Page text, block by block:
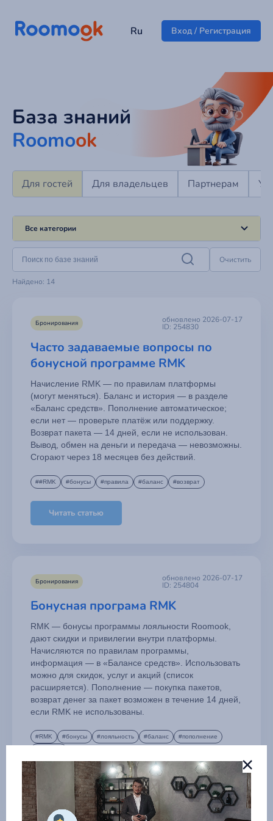
Ru Вход / Регистрация
База знаний
Roomook
Для гостей Для владельцев Партнерам
Все категории
Очистить
Найдено: 14
Бронирования обновлено 2026-07-17
ID: 254830
Часто задаваемые вопросы по
бонусной программе RMK
Начисление RMK — по правилам платформы
(могут меняться). Баланс и история — в разделе
«Баланс средств». Пополнение автоматическое;
если нет — проверьте платёж или поддержку.
Возврат пакета — 14 дней, если не использован.
Вывод, обмен на деньги и передача — невозможны.
Сгорают через 18 месяцев без действий.
##RMK #бонусы #правила #баланс #возврат
Читать статью
Бронирования обновлено 2026-07-17
ID: 254804
Бонусная програма RMK
RMK — бонусы программы лояльности Roomook,
дают скидки и привилегии внутри платформы.
Начисляются по правилам программы,
информация — в «Балансе средств». Использовать
можно для скидок, услуг и акций (список
расширяется). Пополнение — покупка пакетов,
возврат денег за пакет возможен в течение 14 дней,
если RMK не использованы.
#RMK #бонусы #лояльность #баланс
#пополнение
Читать статью
Вход на сайт
Добро пожаловать в
Roomook
РЕГИСТРАЦИЯ →
Написать на почту
Ваш email
Тема
Заказать звонок
Мы свяжемся с вами в ближайшее время.
Заполните поля ниже.
Техподдержка
Проблемы с функционалом сайта, личным кабинетом,
модерацией, верификацией или размещением
объявления.
Как стать партнёром или управляющей компанией,
вопросы по размещению, рекламе, интеграциям и
Ваше имя
Заявка успешно отправлена
Мы свяжемся с вами в ближайшее время